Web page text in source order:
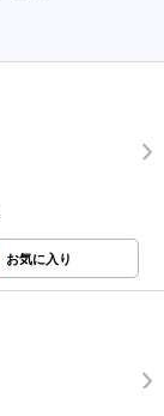
お気に入り